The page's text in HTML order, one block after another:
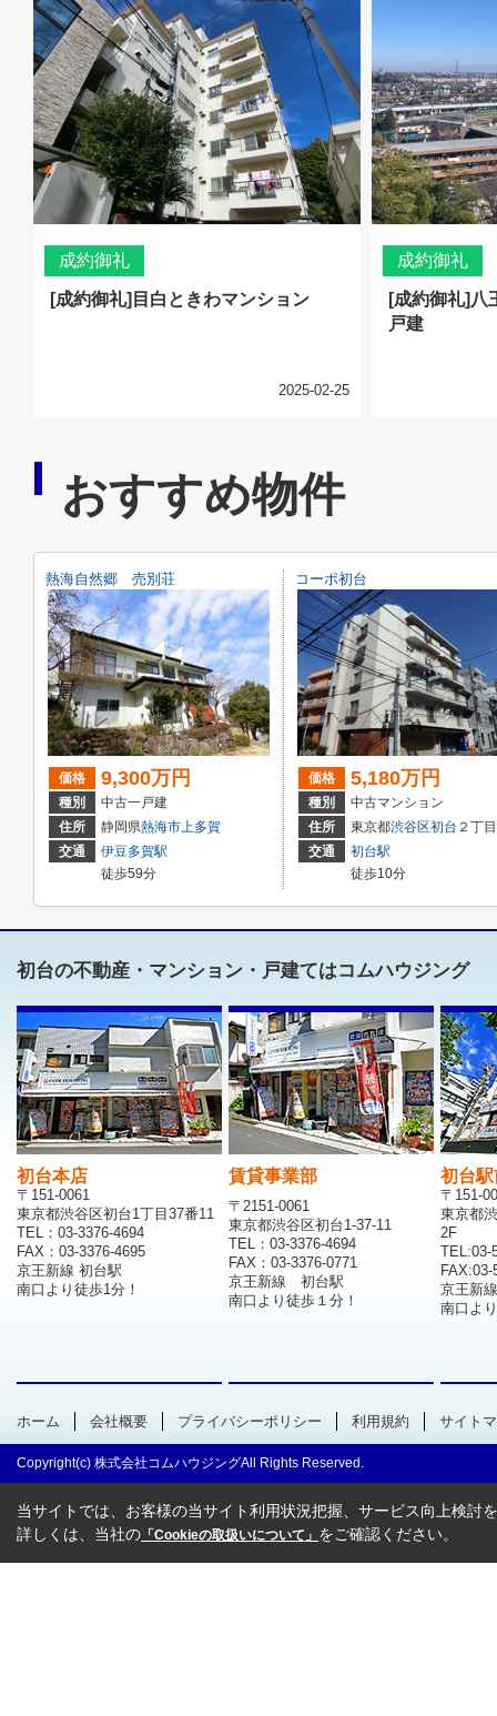
成約御礼
[成約御礼]目白ときわマンション
2025-02-25
成約御礼
[成約御礼]八
戸建
おすすめ物件
熱海自然郷 売別荘
価格 9,300万円
種別
中古一戸建
住所
静岡県熱海市 上多賀
交通
伊豆多賀駅
徒歩59分
コーポ初台
価格 5,180万円
種別
中古マンション
住所
東京都渋谷区初台 ２丁目
交通
初台駅
徒歩10分
初台の不動産・マンション・戸建てはコムハウジング
初台本店
〒151-0061
東京都渋谷区初台1丁目37番11
TEL：03-3376-4694
FAX：03-3376-4695
京王新線 初台駅
南口より徒歩1分！
賃貸事業部
〒2151-0061
東京都渋谷区初台1-37-11
TEL：03-3376-4694
FAX：03-3376-0771
京王新線 初台駅
南口より徒歩１分！
初台
〒151-
東京都
2F
TEL:03-
FAX:03-
京王新
南口よ
ホーム 会社概要 プライバシーポリシー 利用規約 サイト
Copyright(c) 株式会社コムハウジングAll Rights Reserved.
当サイトでは、お客様の当サイト利用状況把握、サービス向上検討
詳しくは、当社の 「Cookieの取扱いについて」 をご確認ください。